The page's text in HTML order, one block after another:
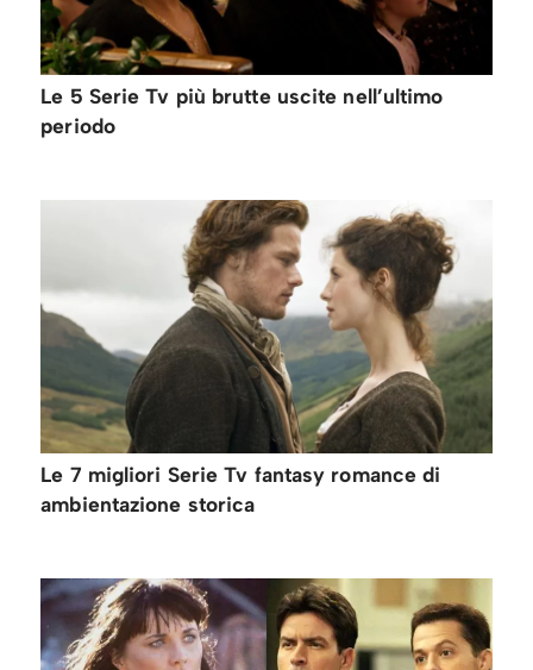
Le 5 Serie Tv più brutte uscite nell’ultimo
periodo
Le 7 migliori Serie Tv fantasy romance di
ambientazione storica